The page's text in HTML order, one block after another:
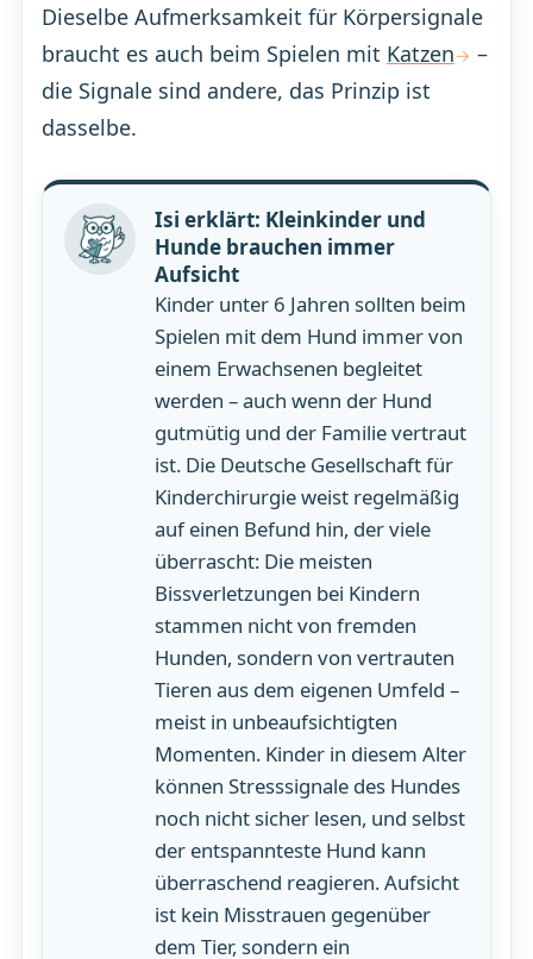
Dieselbe Aufmerksamkeit für Körpersignale
braucht es auch beim Spielen mit Katzen
–
die Signale sind andere, das Prinzip ist
dasselbe.
Isi erklärt: Kleinkinder und
Hunde brauchen immer
Aufsicht
Kinder unter 6 Jahren sollten beim
Spielen mit dem Hund immer von
einem Erwachsenen begleitet
werden – auch wenn der Hund
gutmütig und der Familie vertraut
ist. Die Deutsche Gesellschaft für
Kinderchirurgie weist regelmäßig
auf einen Befund hin, der viele
überrascht: Die meisten
Bissverletzungen bei Kindern
stammen nicht von fremden
Hunden, sondern von vertrauten
Tieren aus dem eigenen Umfeld –
meist in unbeaufsichtigten
Momenten. Kinder in diesem Alter
können Stresssignale des Hundes
noch nicht sicher lesen, und selbst
der entspannteste Hund kann
überraschend reagieren. Aufsicht
ist kein Misstrauen gegenüber
dem Tier, sondern ein